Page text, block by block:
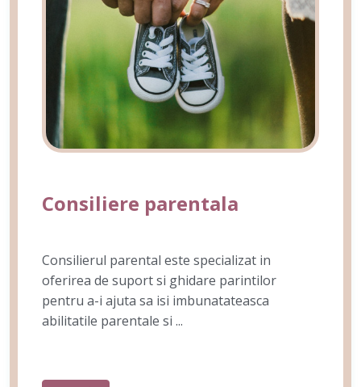
Consiliere parentala
Consilierul parental este specializat in
oferirea de suport si ghidare parintilor
pentru a-i ajuta sa isi imbunatateasca
abilitatile parentale si ...